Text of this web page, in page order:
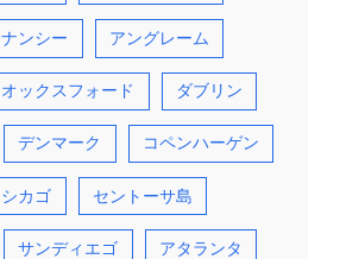
ナンシー アングレーム
オックスフォード ダブリン
デンマーク コペンハーゲン
シカゴ セントーサ島
サンディエゴ アタランタ